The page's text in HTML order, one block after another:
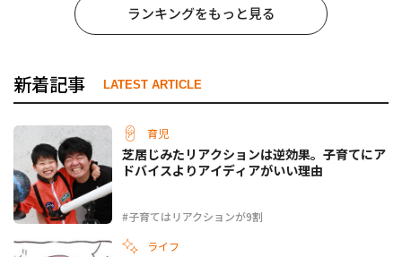
ランキングをもっと見る
新着記事 LATEST ARTICLE
育児
#子育てはリアクションが9割
芝居じみたリアクションは逆効果。子育てにア
ドバイスよりアイディアがいい理由
ライフ